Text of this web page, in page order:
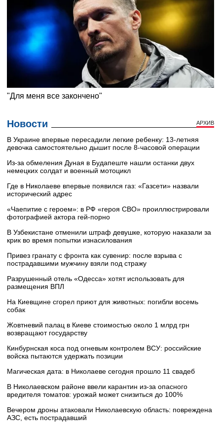
Новости АРХИВ
В Украине впервые пересадили легкие ребенку: 13-летняя
девочка самостоятельно дышит после 8-часовой операции
Из-за обмеления Дуная в Будапеште нашли останки двух
немецких солдат и военный мотоцикл
Где в Николаеве впервые появился газ: «Газсети» назвали
исторический адрес
«Чаепитие с героем»: в РФ «героя СВО» проиллюстрировали
фотографией актора гей-порно
В Узбекистане отменили штраф девушке, которую наказали за
крик во время попытки изнасилования
Привез гранату с фронта как сувенир: после взрыва с
пострадавшими мужчину взяли под стражу
Разрушенный отель «Одесса» хотят использовать для
размещения ВПЛ
На Киевщине сгорел приют для животных: погибли восемь
собак
Жовтневий палац в Киеве стоимостью около 1 млрд грн
возвращают государству
Кинбурнская коса под огневым контролем ВСУ: российские
войска пытаются удержать позиции
Магическая дата: в Николаеве сегодня прошло 11 свадеб
В Николаевском районе ввели карантин из-за опасного
вредителя томатов: урожай может снизиться до 100%
Вечером дроны атаковали Николаевскую область: повреждена
АЗС, есть пострадавший